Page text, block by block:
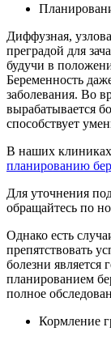
Диффузная,
преградой для
будучи в
Беременность
заболевания. Во
вырабатывается
способствует
В наших
планированию
Для уточнения
обращайтесь по
Однако есть
препятствовать
болезни
планированием
полное
Кормление